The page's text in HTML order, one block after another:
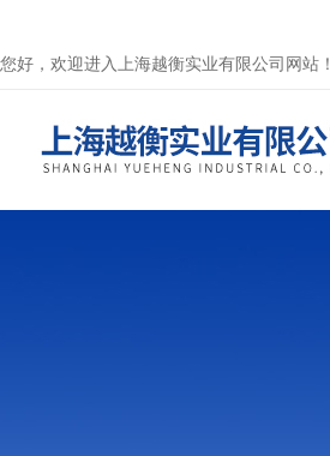
您好，欢迎进入上海越衡实业有限公司网站！